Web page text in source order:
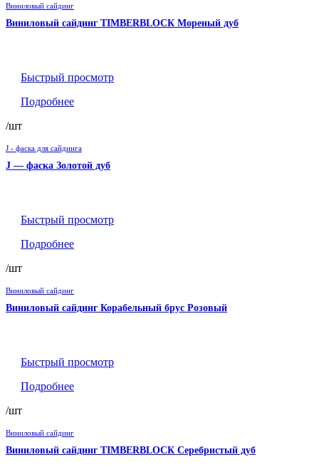
Виниловый сайдинг
Виниловый сайдинг TIMBERBLOCК Мореный дуб
Быстрый просмотр
Подробнее
/шт
J - фаска для сайдинга
J — фаска Золотой дуб
Быстрый просмотр
Подробнее
/шт
Виниловый сайдинг
Виниловый сайдинг Корабельный брус Розовый
Быстрый просмотр
Подробнее
/шт
Виниловый сайдинг
Виниловый сайдинг TIMBERBLOCК Серебристый дуб